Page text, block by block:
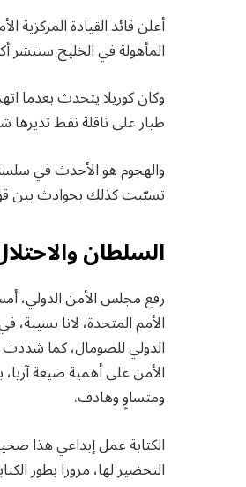
أعلن قائد القيادة
المأهولة في الخليج ستنشر
وكان كوريلا يتحدث بعدما
طيار على ناقلة نفط تديرها
والهجوم هو الأحدث في
تسبّبت كذلك بحوادث بين
السلطان
رفع مجلس الأمن الدولي،
الأمم المتحدة، لانا نسيبة،
الدولي للصومال، كما
الأمن على أهمية صيغة
ومتساوٍ وهادف.
الكتابة عمل إبداعي هذا
التحضير لها، مرورا بطور